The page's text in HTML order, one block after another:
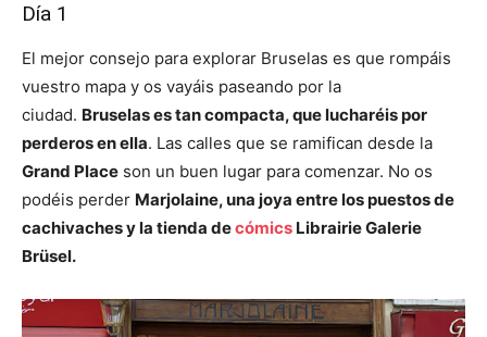
Día 1
El mejor consejo para explorar Bruselas es que rompáis
vuestro mapa y os vayáis paseando por la
ciudad. Bruselas es tan compacta, que lucharéis por
perderos en ella. Las calles que se ramifican desde la
Grand Place son un buen lugar para comenzar. No os
podéis perder Marjolaine, una joya entre los puestos de
cachivaches y la tienda decómics Librairie Galerie
Brüsel.